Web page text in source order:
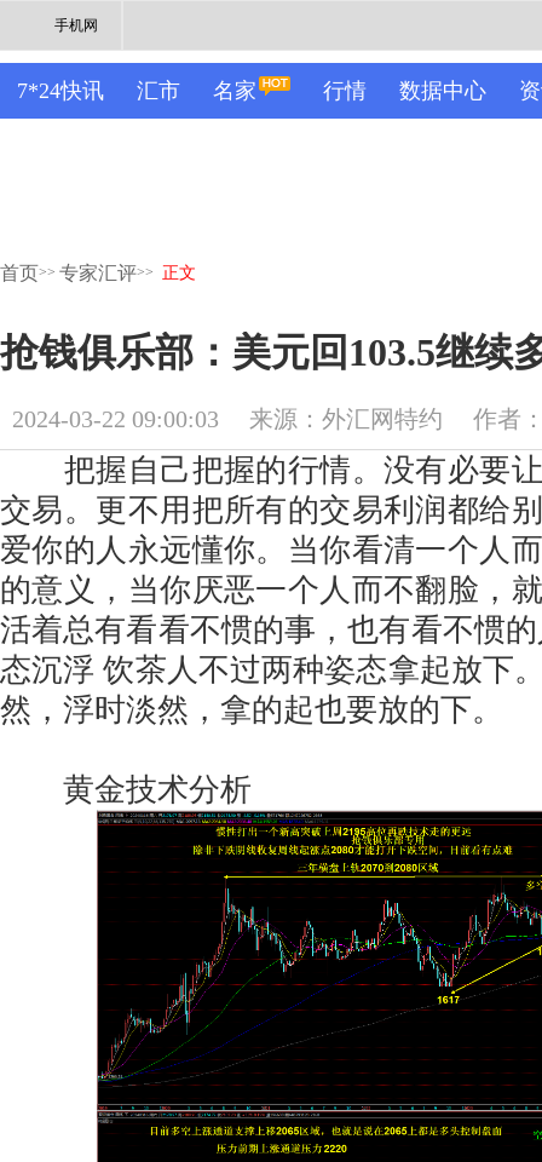
手机网
7*24快讯 汇市 名家 行情 数据中心
首页>> 专家汇评>> 正文
抢钱俱乐部：美元回103.5继续
2024-03-22 09:00:03 来源：外汇网特约 作者
把握自己把握的行情。没有必要让
交易。更不用把所有的交易利润都给
爱你的人永远懂你。当你看清一个人
的意义，当你厌恶一个人而不翻脸，
活着总有看看不惯的事，也有看不惯
态沉浮 饮茶人不过两种姿态拿起放下
然，浮时淡然，拿的起也要放的下。
黄金技术分析